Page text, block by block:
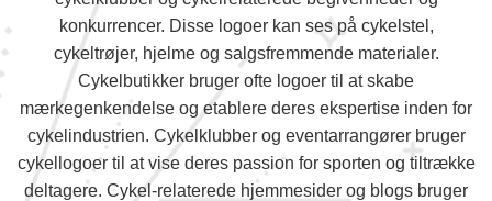
konkurrencer. Disse logoer kan ses på cykelstel,
cykeltrøjer, hjelme og salgsfremmende materialer.
Cykelbutikker bruger ofte logoer til at skabe
mærkegenkendelse og etablere deres ekspertise inden for
cykelindustrien. Cykelklubber og eventarrangører bruger
cykellogoer til at vise deres passion for sporten og tiltrække
deltagere. Cykel-relaterede hjemmesider og blogs bruger